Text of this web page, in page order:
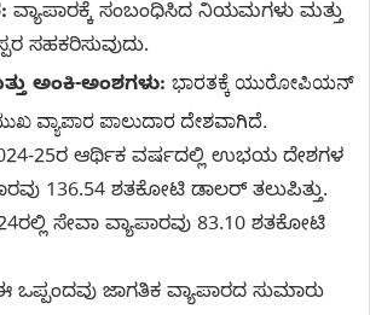
ವ್ಯಾಪಾರಕ್ಕೆ ಸಂಬಂಧಿಸಿದ ನಿಯಮಗಳು ಮತ್ತು
ಸಹಕರಿಸುವುದು.
ಅಂಕಿ-ಅಂಶಗಳು: ಭಾರತಕ್ಕೆ ಯುರೋಪಿಯನ್
ವ್ಯಾಪಾರ ಪಾಲುದಾರ ದೇಶವಾಗಿದೆ.
25ರ ಆರ್ಥಿಕ ವರ್ಷದಲ್ಲಿ ಉಭಯ ದೇಶಗಳ
136.54 ಶತಕೋಟಿ ಡಾಲರ್‌ ತಲುಪಿತ್ತು.
ಸೇವಾ ವ್ಯಾಪಾರವು 83.10 ಶತಕೋಟಿ
ಒಪ್ಪಂದವು ಜಾಗತಿಕ ವ್ಯಾಪಾರದ ಸುಮಾರು